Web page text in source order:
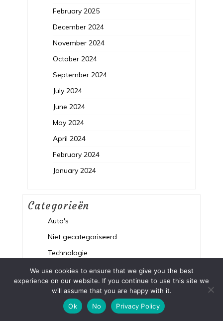
February 2025
December 2024
November 2024
October 2024
September 2024
July 2024
June 2024
May 2024
April 2024
February 2024
January 2024
Categorieën
Auto's
Niet gecategoriseerd
Technologie
We use cookies to ensure that we give you the best
experience on our website. If you continue to use this site we
will assume that you are happy with it.
Ok
No Privacy Policy